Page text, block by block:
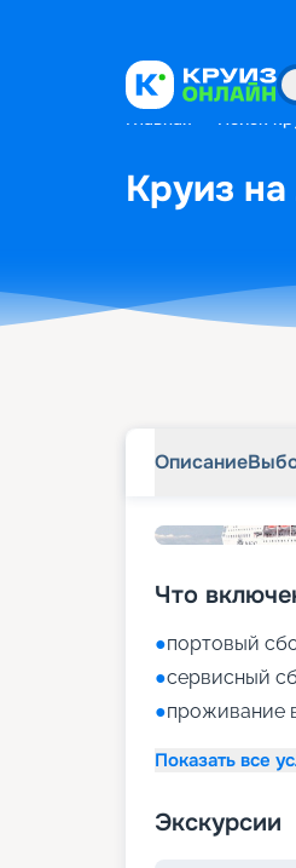
Главная Поиск
Круиз на
Описание
Что
●портовый
●сервисный
●проживание
Показать все
Экскурсии